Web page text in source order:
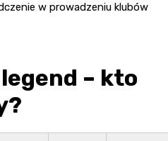
w prowadzeniu klubów
– kto